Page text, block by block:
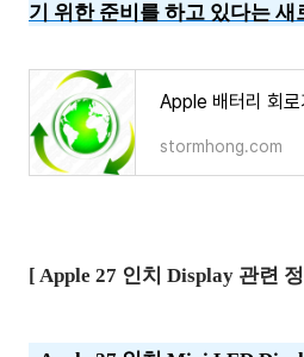
기 위한 준비를 하고 있다는 새
stormhong.com
[ Apple 27 인치 Display 관련